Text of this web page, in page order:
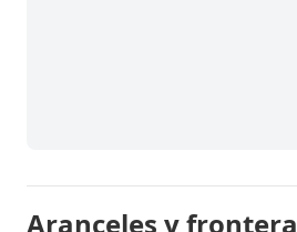
Aranceles y frontera